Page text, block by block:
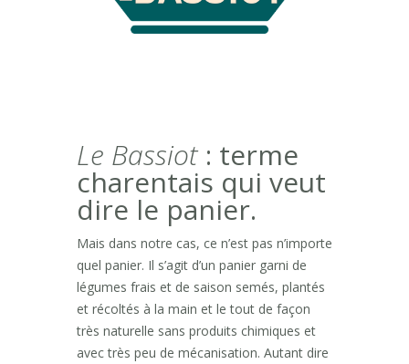
Le Bassiot: terme
charentais qui veut
dire le panier.
Mais dans notre cas, ce n’est pas n’importe
quel panier. Il s’agit d’un panier garni de
légumes frais et de saison semés, plantés
et récoltés à la main et le tout de façon
très naturelle sans produits chimiques et
avec très peu de mécanisation. Autant dire